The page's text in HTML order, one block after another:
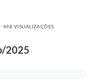
448 VISUALIZAÇÕES
2025